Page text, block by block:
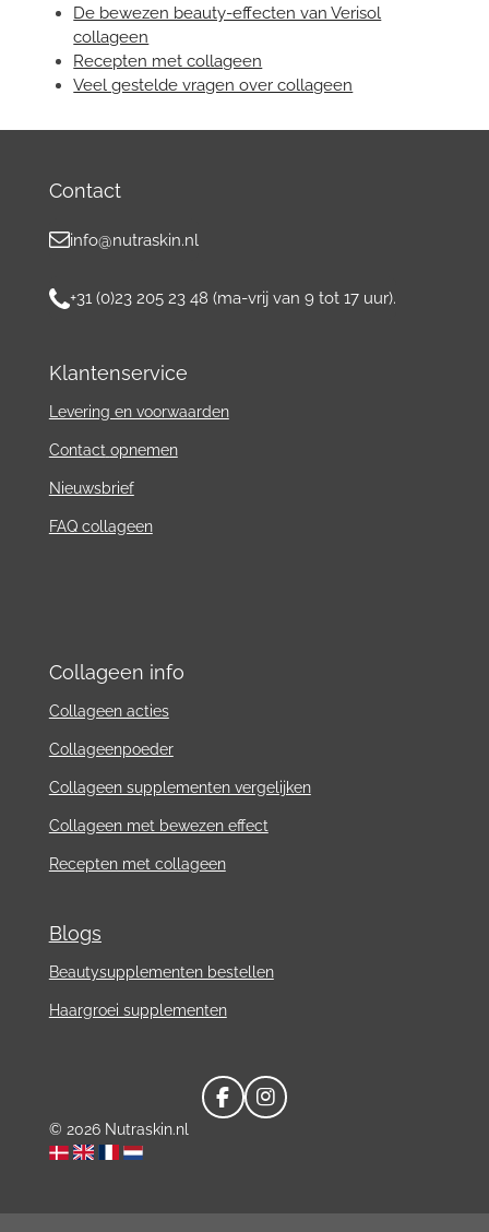
De bewezen beauty-effecten van Verisol
collageen
Recepten met collageen
Veel gestelde vragen over collageen
Contact
info@nutraskin.nl
+31 (0)23 205 23 48 (ma-vrij van 9 tot 17 uur).
Klantenservice
Levering en voorwaarden
Contact opnemen
Nieuwsbrief
FAQ collageen
Collageen info
Collageen acties
Collageenpoeder
Collageen supplementen vergelijken
Collageen met bewezen effect
Recepten met collageen
Blogs
Beautysupplementen bestellen
Haargroei supplementen
F
I
© 2026 Nutraskin.nl